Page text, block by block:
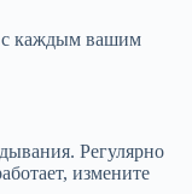
с каждым вашим
Регулярно
измените